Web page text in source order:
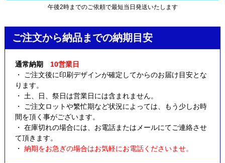
午後2時までのご依頼で最短当日発送いたします
ご注文から納品までの納期目安
通常納期 10営業日
・ ご注文後に印刷デザインが確定してからのお届け目安とな
ります。
・ 土、日、祭日は営業日には含まれません。
・ ご注文ロットや繁忙期など状況によっては、もう少しお時
間を頂く事がございます。
・ 在庫切れの場合には、お電話またはメールにてご連絡させ
て頂きます。
・ 納期をお急ぎの場合はお気軽にお電話くださいませ。